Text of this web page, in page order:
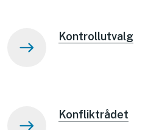
Kontrollutvalg
Konfliktrådet